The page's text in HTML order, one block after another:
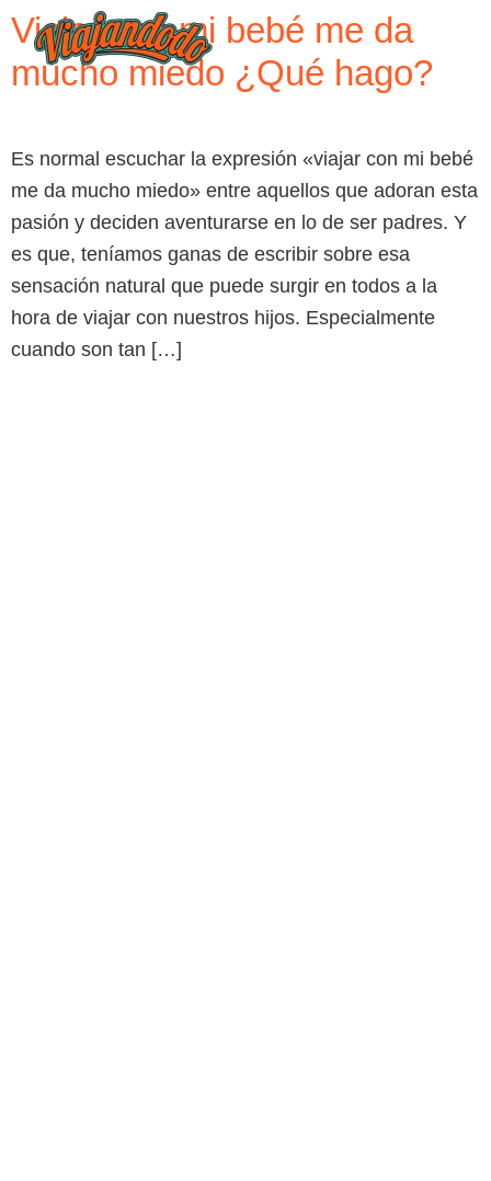
Viajar con mi bebé me da
mucho miedo ¿Qué hago?
Es normal escuchar la expresión «viajar con mi bebé
me da mucho miedo» entre aquellos que adoran esta
pasión y deciden aventurarse en lo de ser padres. Y
es que, teníamos ganas de escribir sobre esa
sensación natural que puede surgir en todos a la
hora de viajar con nuestros hijos. Especialmente
cuando son tan […]